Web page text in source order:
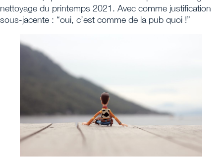
nettoyage du printemps 2021. Avec comme justification
sous-jacente : “oui, c’est comme de la pub quoi !”